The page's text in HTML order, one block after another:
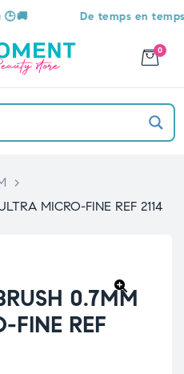
De temps en temps,
0
>
MICRO-FINE REF 2114
🔍
0.7MM
FINE REF